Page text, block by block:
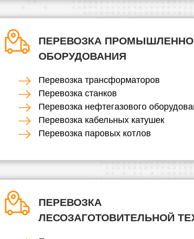
ПЕРЕВОЗКА
ОБОРУДОВАНИЯ
Перевозка трансформаторов
Перевозка станков
Перевозка нефтегазового
Перевозка кабельных катушек
Перевозка паровых котлов
ПЕРЕВОЗКА
ЛЕСОЗАГОТОВИТЕЛЬНОЙ